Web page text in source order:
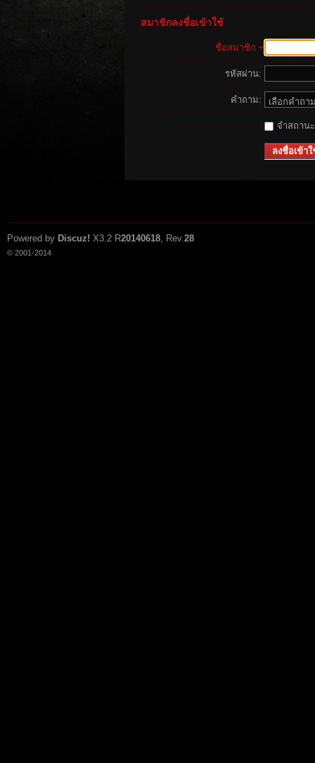
สมาชิกลงชื่อเข้าใช้
ชื่อสมาชิก
รหัสผ่าน:
คำถาม:
จำสถาน
ลงชื่อเข้าใ
Powered by Discuz! X3.2 R20140618, Rev.28
© 2001-2014